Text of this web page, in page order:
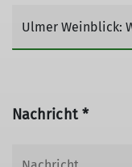
Nachricht *